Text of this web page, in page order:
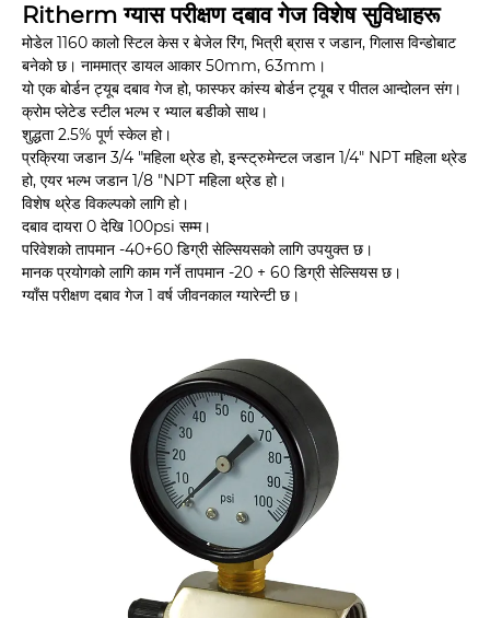
Ritherm ग्यास परीक्षण दबाव गेज विशेष सुविधाहरू
मोडेल 1160 कालो स्टिल केस र बेजेल रिंग, भित्री ब्रास र जडान, गिलास विन्डोबाट
बनेको छ। नाममात्र डायल आकार 50mm, 63mm।
यो एक बोर्डन ट्यूब दबाव गेज हो, फास्फर कांस्य बोर्डन ट्यूब र पीतल आन्दोलन संग।
क्रोम प्लेटेड स्टील भल्भ र भ्याल बडीको साथ।
शुद्धता 2.5% पूर्ण स्केल हो।
प्रक्रिया जडान 3/4 "महिला थ्रेड हो, इन्स्ट्रुमेन्टल जडान 1/4" NPT महिला थ्रेड
हो, एयर भल्भ जडान 1/8 "NPT महिला थ्रेड हो।
विशेष थ्रेड विकल्पको लागि हो।
दबाव दायरा 0 देखि 100psi सम्म।
परिवेशको तापमान -40+60 डिग्री सेल्सियसको लागि उपयुक्त छ।
मानक प्रयोगको लागि काम गर्ने तापमान -20 + 60 डिग्री सेल्सियस छ।
ग्याँस परीक्षण दबाव गेज 1 वर्ष जीवनकाल ग्यारेन्टी छ।